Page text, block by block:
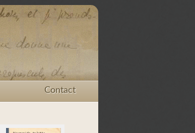
Contact